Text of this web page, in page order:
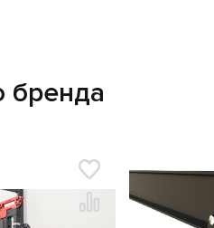
бренда